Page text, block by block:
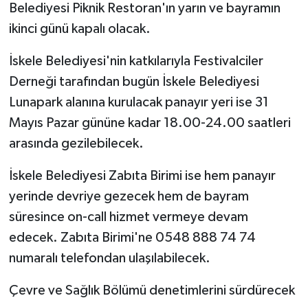
Belediyesi Piknik Restoran'ın yarın ve bayramın
ikinci günü kapalı olacak.
İskele Belediyesi'nin katkılarıyla Festivalciler
Derneği tarafından bugün İskele Belediyesi
Lunapark alanına kurulacak panayır yeri ise 31
Mayıs Pazar gününe kadar 18.00-24.00 saatleri
arasında gezilebilecek.
İskele Belediyesi Zabıta Birimi ise hem panayır
yerinde devriye gezecek hem de bayram
süresince on-call hizmet vermeye devam
edecek. Zabıta Birimi'ne 0548 888 74 74
numaralı telefondan ulaşılabilecek.
Çevre ve Sağlık Bölümü denetimlerini sürdürecek